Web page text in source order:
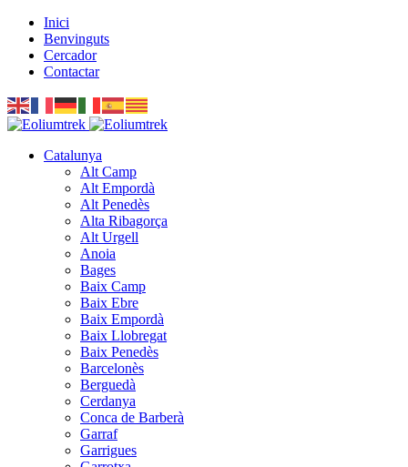
Inici
Benvinguts
Cercador
Contactar
Catalunya
Alt Camp
Alt Empordà
Alt Penedès
Alta Ribagorça
Alt Urgell
Anoia
Bages
Baix Camp
Baix Ebre
Baix Empordà
Baix Llobregat
Baix Penedès
Barcelonès
Berguedà
Cerdanya
Conca de Barberà
Garraf
Garrigues